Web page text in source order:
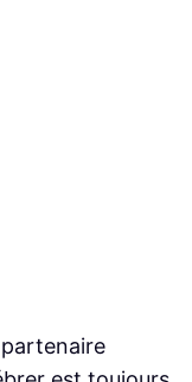
partenaire